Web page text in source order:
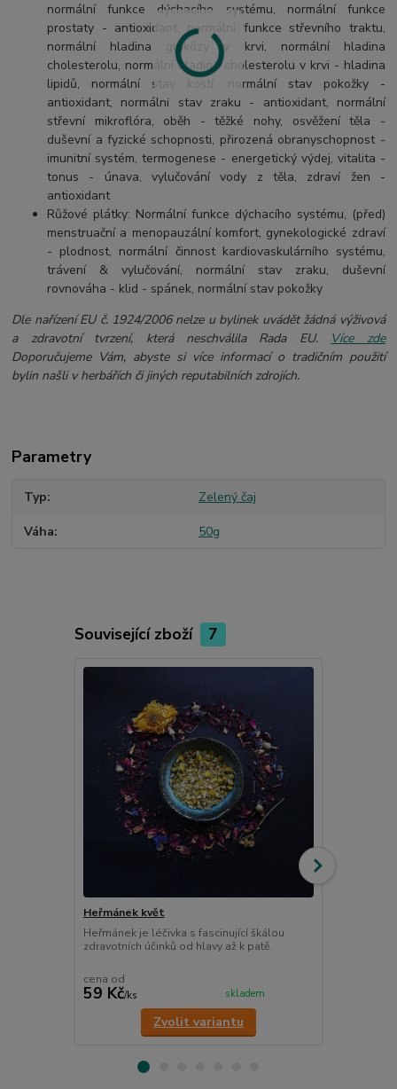
normální funkce dýchacího systému, normální funkce
prostaty - antioxidant, normální funkce střevního traktu,
normální hladina glukózy v krvi, normální hladina
cholesterolu, normální hladina cholesterolu v krvi - hladina
lipidů, normální stav kostí, normální stav pokožky -
antioxidant, normální stav zraku - antioxidant, normální
střevní mikroflóra, oběh - těžké nohy, osvěžení těla -
duševní a fyzické schopnosti, přirozená obranyschopnost -
imunitní systém, termogenese - energetický výdej, vitalita -
tonus - únava, vylučování vody z těla, zdraví žen -
antioxidant
Růžové plátky: Normální funkce dýchacího systému, (před)
menstruační a menopauzální komfort, gynekologické zdraví
- plodnost, normální činnost kardiovaskulárního systému,
trávení & vylučování, normální stav zraku, duševní
rovnováha - klid - spánek, normální stav pokožky
Dle nařízení EU č. 1924/2006 nelze u bylinek uvádět žádná výživová
a zdravotní tvrzení, která neschválila Rada EU. Více zde
Doporučujeme Vám, abyste si více informací o tradičním použití
bylin našli v herbářích či jiných reputabilních zdrojích.
Parametry
Typ Zelený čaj
Váha 50g
Související zboží 7
Heřmánek květ
Heřmánek je léčivka s fascinující škálou
zdravotních účinků od hlavy až k patě.
cena od
59 Kč/ks skladem
Zvolit variantu